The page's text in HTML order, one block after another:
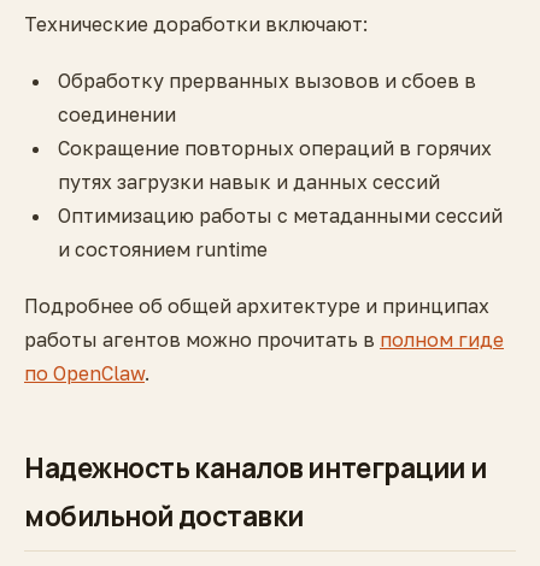
Технические доработки включают:
Обработку прерванных вызовов и сбоев в
соединении
Сокращение повторных операций в горячих
путях загрузки навык и данных сессий
Оптимизацию работы с метаданными сессий
и состоянием runtime
Подробнее об общей архитектуре и принципах
работы агентов можно прочитать в полном гиде
по OpenClaw.
Надежность каналов интеграции и
мобильной доставки